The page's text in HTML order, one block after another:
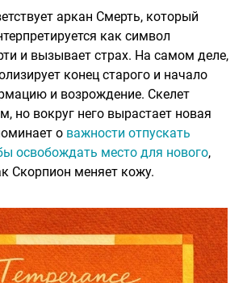
аркан Смерть, который
как символ
и вызывает страх. На самом деле,
конец старого и начало
и возрождение. Скелет
но вокруг него вырастает новая
о важности отпускать
освобождать место для нового,
Скорпион меняет кожу.